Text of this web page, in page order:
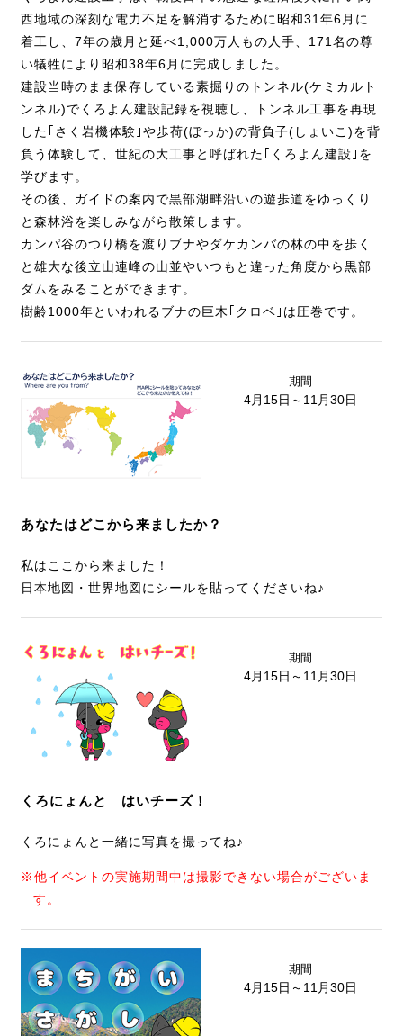
西地域の深刻な電力不足を解消するために昭和31年6月に
着工し、7年の歳月と延べ1,000万人もの人手、171名の尊
い犠牲により昭和38年6月に完成しました。
建設当時のまま保存している素掘りのトンネル(ケミカルト
ンネル)でくろよん建設記録を視聴し、トンネル工事を再現
した｢さく岩機体験｣や歩荷(ぼっか)の背負子(しょいこ)を背
負う体験して、世紀の大工事と呼ばれた｢くろよん建設｣を
学びます。
その後、ガイドの案内で黒部湖畔沿いの遊歩道をゆっくり
と森林浴を楽しみながら散策します。
カンパ谷のつり橋を渡りブナやダケカンバの林の中を歩く
と雄大な後立山連峰の山並やいつもと違った角度から黒部
ダムをみることができます。
樹齢1000年といわれるブナの巨木｢クロベ｣は圧巻です。
期間
4月15日～11月30日
あなたはどこから来ましたか？
私はここから来ました！
日本地図・世界地図にシールを貼ってくださいね♪
期間
4月15日～11月30日
くろにょんと はいチーズ！
くろにょんと一緒に写真を撮ってね♪
※他イベントの実施期間中は撮影できない場合がございま
す。
期間
4月15日～11月30日